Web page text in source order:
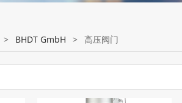
> BHDT GmbH > 高压阀门